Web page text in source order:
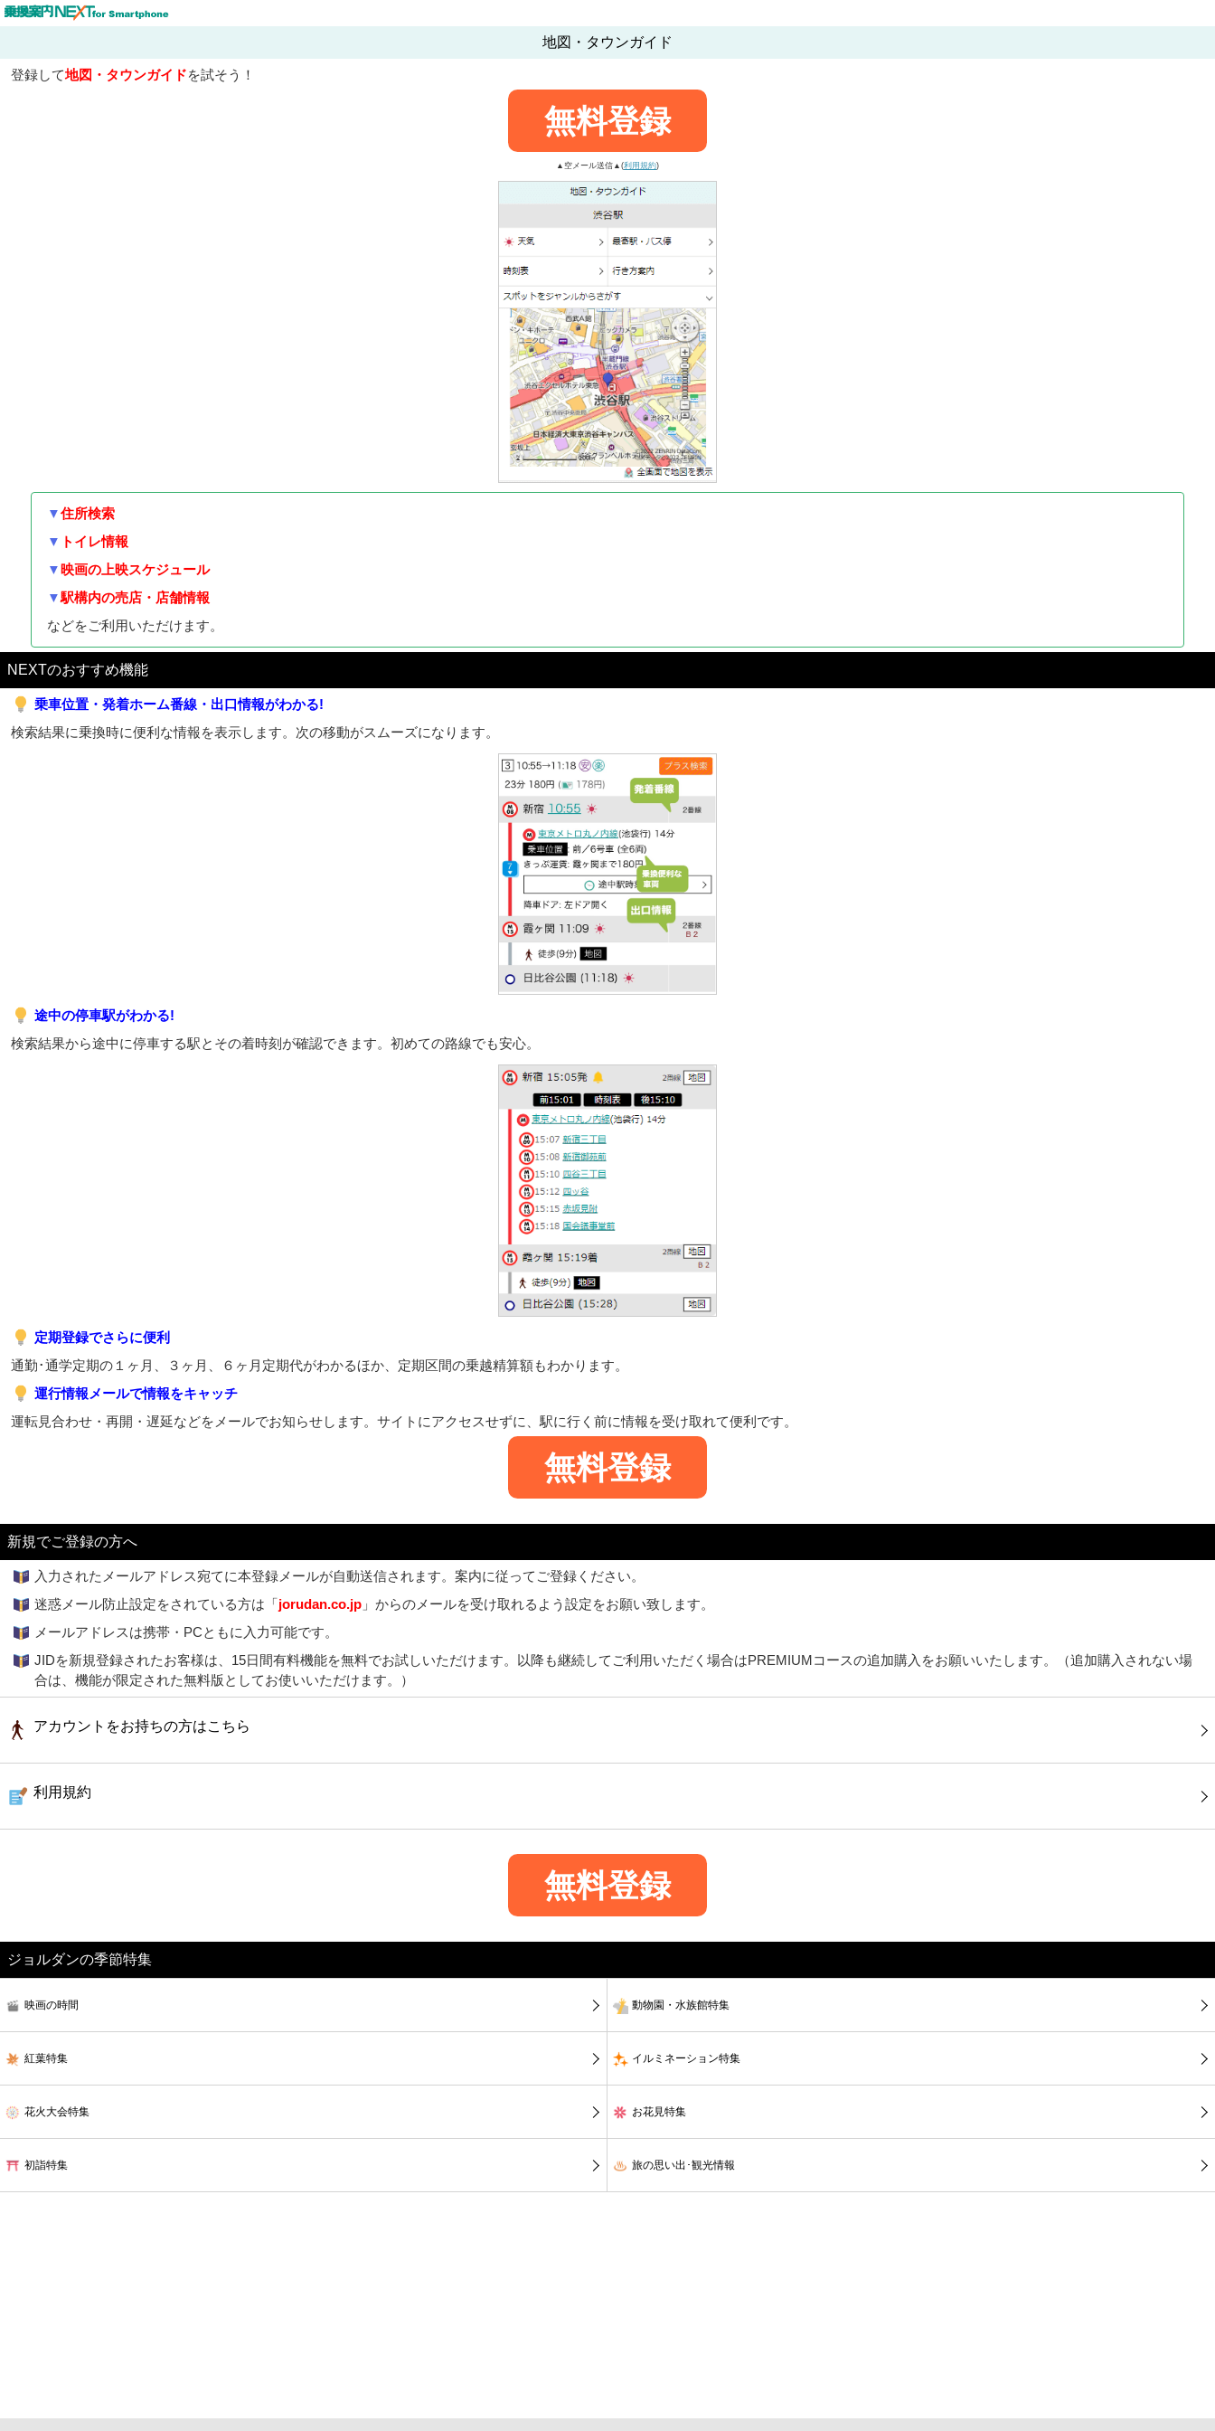
地図・タウンガイド
登録して地図・タウンガイドを試そう！
無料登録
▲空メール送信▲(利用規約)
▼住所検索
▼
トイレ情報
▼ 映画の上映スケジュール
▼駅構内の売店・店舗情報
などをご利用いただけます。
NEXTのおすすめ機能
乗車位置・発着ホーム番線・出口情報がわかる!
検索結果に乗換時に便利な情報を表示します。次の移動がスムーズになります。
途中の停車駅がわかる!
検索結果から途中に停車する駅とその着時刻が確認できます。初めての路線でも安心。
定期登録でさらに便利
通勤･通学定期の１ヶ月、３ヶ月、６ヶ月定期代がわかるほか、定期区間の乗越精算額もわかります。
運行情報メールで情報をキャッチ
運転見合わせ・再開・遅延などをメールでお知らせします。サイトにアクセスせずに、駅に行く前に情報を受け取れて便利です。
無料登録
新規でご登録の方へ
入力されたメールアドレス宛てに本登録メールが自動送信されます。案内に従ってご登録ください。
迷惑メール防止設定をされている方は「 jorudan.co.jp 」からのメールを受け取れるよう設定をお願い致します。
メールアドレスは携帯・PCともに入力可能です。
JIDを新規登録されたお客様は、15日間有料機能を無料でお試しいただけます。以降も継続してご利用いただく場合はPREMIUMコースの追加購入をお願いいたします。（追加購入されない場
合は、機能が限定された無料版としてお使いいただけます。）
アカウントをお持ちの方はこちら
利用規約
無料登録
ジョルダンの季節特集
映画の時間 動物園・水族館特集
紅葉特集 イルミネーション特集
花火大会特集 お花見特集
初詣特集 旅の思い出･観光情報